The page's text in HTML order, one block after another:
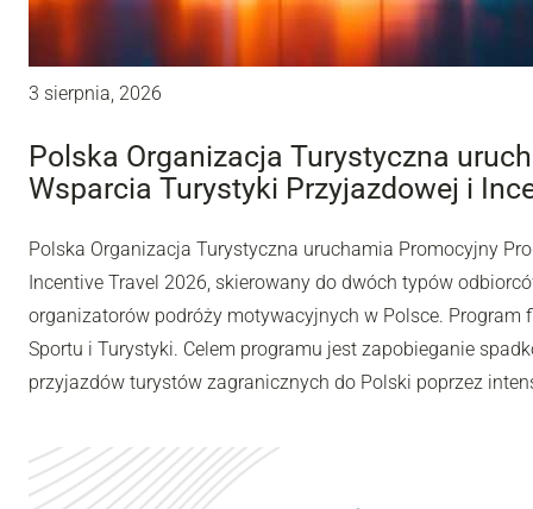
3 sierpnia, 2026
Polska Organizacja Turystyczna
Wsparcia Turystyki Przyjazdowej i
Polska Organizacja Turystyczna uruchamia Promocyjny
Incentive Travel 2026, skierowany do dwóch typów
organizatorów podróży motywacyjnych w Polsce.
Sportu i Turystyki. Celem programu jest zapobieganie
przyjazdów turystów zagranicznych do Polski poprzez